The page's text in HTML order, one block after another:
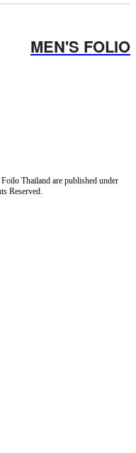
MEN'S FOLIO
Thailand are published under
Reserved.